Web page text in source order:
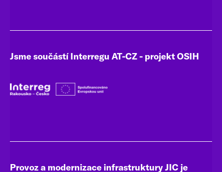
Jsme součástí Interregu AT-CZ - projekt OSIH
Provoz a modernizace infrastruktury JIC je